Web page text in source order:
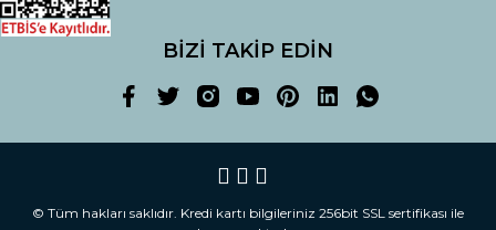
BİZİ TAKİP EDİN
© Tüm hakları saklıdır. Kredi kartı bilgileriniz 256bit SSL sertifikası ile